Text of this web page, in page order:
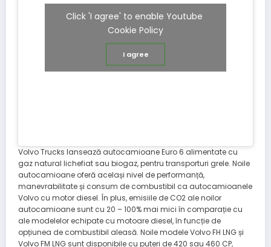
Click 'I agree' to enable Youtube
Cookie Policy
I agree
Volvo Trucks lansează autocamioane Euro 6 alimentate cu
gaz natural lichefiat sau biogaz, pentru transporturi grele. Noile
autocamioane oferă același nivel de performanță,
manevrabilitate și consum de combustibil ca autocamioanele
Volvo cu motor diesel. În plus, emisiile de CO2 ale noilor
autocamioane sunt cu 20 – 100% mai mici în comparație cu
ale modelelor echipate cu motoare diesel, în funcție de
opțiunea de combustibil aleasă. Noile modele Volvo FH LNG și
Volvo FM LNG sunt disponibile cu puteri de 420 sau 460 CP,